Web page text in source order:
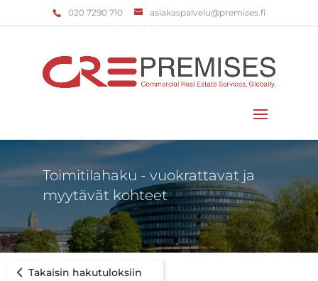
‌020 7290 710 asiakaspalvelu@premises.fi
Toimitilahaku - vuokrattavat ja
myytävät kohteet
Takaisin hakutuloksiin